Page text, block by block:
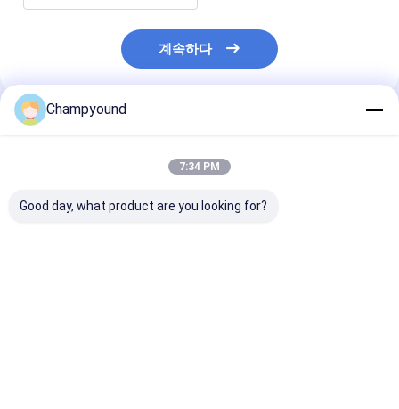
계속하다
추천된 제품
Champyound
7:34 PM
Good day, what product are you looking for?